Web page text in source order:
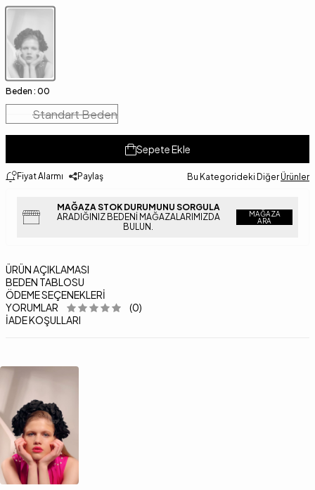
Beden : 00
Standart Beden
Sepete Ekle
Fiyat Alarmı Paylaş Bu Kategorideki Diğer Ürünler
MAĞAZA STOK DURUMUNU SORGULA
ARADIĞINIZ BEDENI MAĞAZALARIMIZDA
BULUN.
MAĞAZA
ARA
ÜRÜN AÇIKLAMASI
BEDEN TABLOSU
ÖDEME SEÇENEKLERI
YORUMLAR
(0)
İADE KOŞULLARI